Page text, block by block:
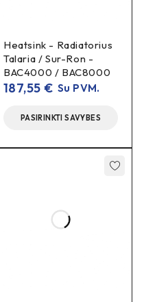
Heatsink - Radiatorius
Talaria / Sur-Ron -
BAC4000 / BAC8000
187,55 € Su PVM.
PASIRINKTI SAVYBES